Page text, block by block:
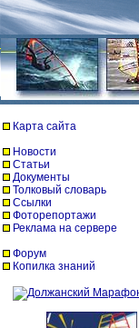
Карта сайта
Новости
Статьи
Документы
Толковый словарь
Ссылки
Фоторепортажи
Реклама на сервере
Форум
Копилка знаний